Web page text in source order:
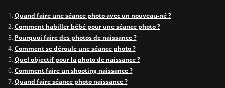
Quand faire une séance photo avec un nouveau-né ?
Comment habiller bébé pour une séance photo ?
Pourquoi faire des photos de naissance ?
Comment se déroule une séance photo ?
Quel objectif pour la photo de naissance ?
Comment faire un shooting naissance ?
Quand faire séance photo naissance ?